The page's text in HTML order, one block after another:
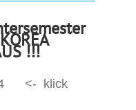
!!!
24 <- klick